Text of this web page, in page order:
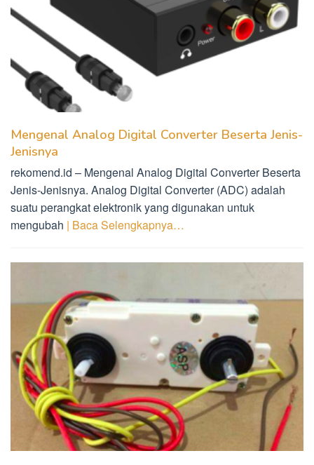
Mengenal Analog Digital Converter Beserta Jenis-
Jenisnya
rekomend.id – Mengenal Analog Digital Converter Beserta
Jenis-Jenisnya. Analog Digital Converter (ADC) adalah
suatu perangkat elektronik yang digunakan untuk
mengubah | Baca Selengkapnya…